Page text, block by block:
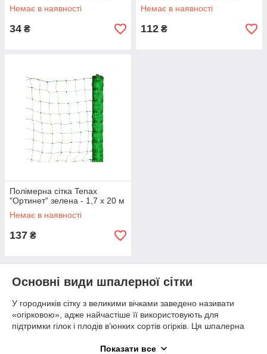
Немає в наявності
34 ₴
Немає в наявності
112 ₴
Полімерна сітка Tenax
"Ортинет" зелена - 1,7 х 20 м
Немає в наявності
137 ₴
Основні види шпалерної сітки
У городників сітку з великими вічками заведено називати
«огірковою», адже найчастіше її використовують для
підтримки гілок і плодів в’юнких сортів огірків. Ця шпалерна
кущів високорослих томатів, перців, квасолі, баклажанів і
Показати все